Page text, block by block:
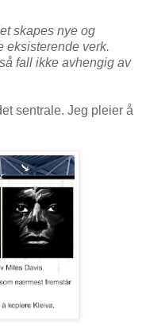
skapes nye og
eksisterende verk.
fall ikke avhengig av
sentrale. Jeg pleier å